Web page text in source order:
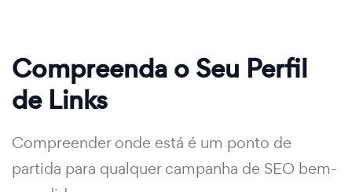
Compreenda o Seu Perfil
de Links
Compreender onde está é um ponto de
partida para qualquer campanha de SEO bem-